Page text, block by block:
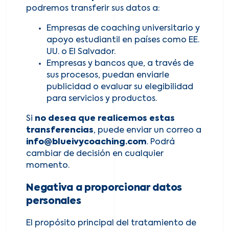
podremos transferir sus datos a:
Empresas de coaching universitario y
apoyo estudiantil en países como EE.
UU. o El Salvador.
Empresas y bancos que, a través de
sus procesos, puedan enviarle
publicidad o evaluar su elegibilidad
para servicios y productos.
Si no desea que realicemos estas
transferencias, puede enviar un correo a
info@blueivycoaching.com. Podrá
cambiar de decisión en cualquier
momento.
Negativa a proporcionar datos
personales
El propósito principal del tratamiento de